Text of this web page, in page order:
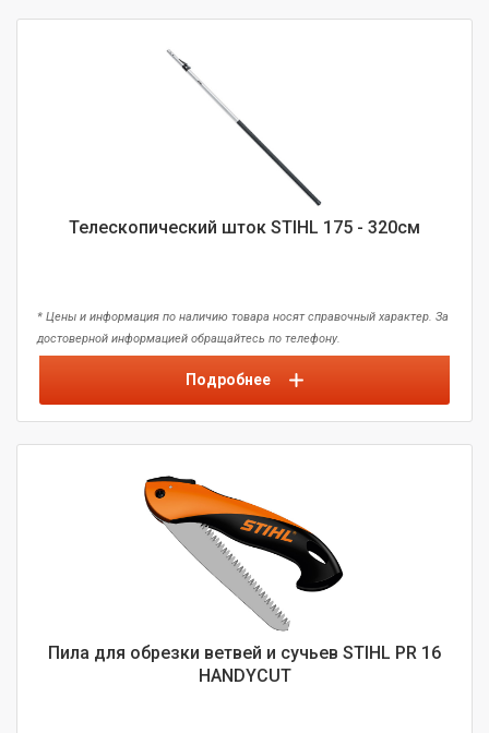
Телескопический шток STIHL 175 - 320см
* Цены и информация по наличию товара носят справочный характер. За
достоверной информацией обращайтесь по телефону.
Подробнее
Пила для обрезки ветвей и сучьев STIHL PR 16
HANDYCUT